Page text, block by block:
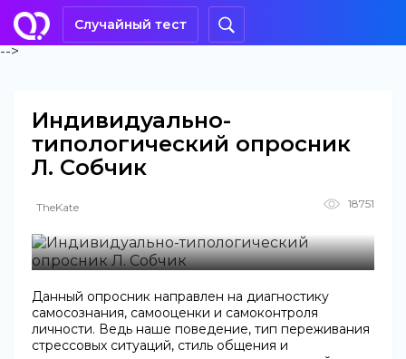
Случайный тест
-->
Индивидуально-
типологический опросник
Л. Собчик
TheKate 18751
Данный опросник направлен на диагностику
самосознания, самооценки и самоконтроля
личности. Ведь наше поведение, тип переживания
стрессовых ситуаций, стиль общения и